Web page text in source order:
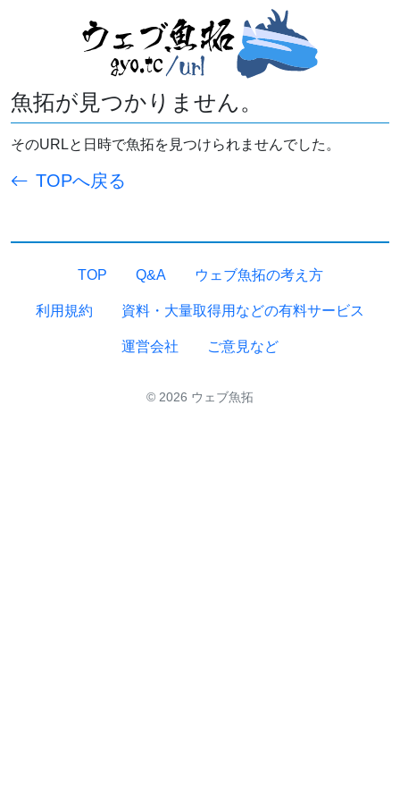
魚拓が見つかりません。
そのURLと日時で魚拓を見つけられませんでした。
TOPへ戻る
TOP Q&A ウェブ魚拓の考え方
利用規約 資料・大量取得用などの有料サービス
運営会社 ご意見など
© 2026 ウェブ魚拓